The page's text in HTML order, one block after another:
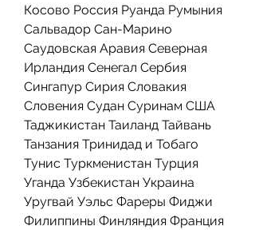
Косово Россия Руанда Румыния
Сальвадор Сан-Марино
Саудовская Аравия Северная
Ирландия Сенегал Сербия
Сингапур Сирия Словакия
Словения Судан Суринам США
Таджикистан Таиланд Тайвань
Танзания Тринидад и Тобаго
Тунис Туркменистан Турция
Уганда Узбекистан Украина
Уругвай Уэльс Фареры Фиджи
Филиппины Финляндия Франция